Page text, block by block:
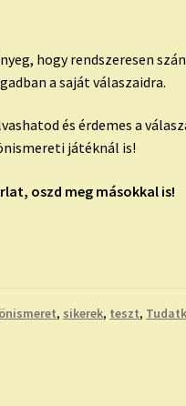
hogy rendszeresen
a saját válaszaidra.
és érdemes a
játéknál is!
oszd meg másokkal is!
önismeret, sikerek, teszt,